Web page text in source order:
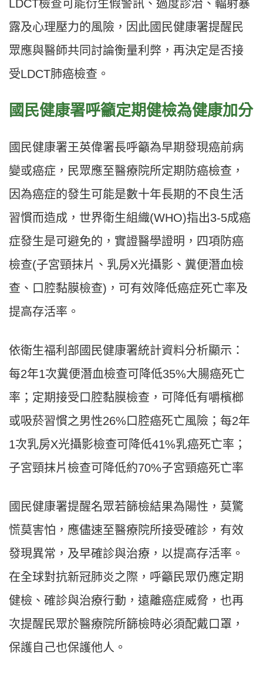
LDCT檢查可能衍生假警訊、過度診治、輻射暴
露及心理壓力的風險，因此國民健康署提醒民
眾應與醫師共同討論衡量利弊，再決定是否接
受LDCT肺癌檢查。
國民健康署呼籲定期健檢為健康加分
國民健康署王英偉署長呼籲為早期發現癌前病
變或癌症，民眾應至醫療院所定期防癌檢查，
因為癌症的發生可能是數十年長期的不良生活
習慣而造成，世界衛生組織(WHO)指出3-5成癌
症發生是可避免的，實證醫學證明，四項防癌
檢查(子宮頸抹片、乳房X光攝影、糞便潛血檢
查、口腔黏膜檢查)，可有效降低癌症死亡率及
提高存活率。
依衛生福利部國民健康署統計資料分析顯示：
每2年1次糞便潛血檢查可降低35%大腸癌死亡
率；定期接受口腔黏膜檢查，可降低有嚼檳榔
或吸菸習慣之男性26%口腔癌死亡風險；每2年
1次乳房X光攝影檢查可降低41%乳癌死亡率；
子宮頸抹片檢查可降低約70%子宮頸癌死亡率
國民健康署提醒名眾若篩檢結果為陽性，莫驚
慌莫害怕，應儘速至醫療院所接受確診，有效
發現異常，及早確診與治療，以提高存活率。
在全球對抗新冠肺炎之際，呼籲民眾仍應定期
健檢、確診與治療行動，遠離癌症威脅，也再
次提醒民眾於醫療院所篩檢時必須配戴口罩，
保護自己也保護他人。